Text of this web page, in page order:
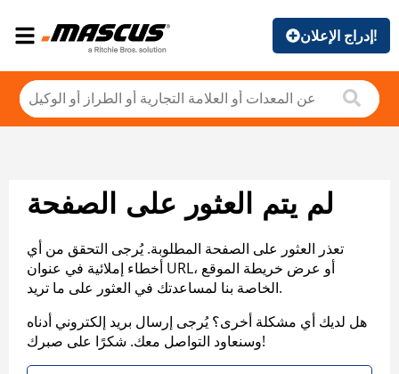
إدراج الإعلان!
لم يتم العثور على الصفحة
تعذر العثور على الصفحة المطلوبة. يُرجى التحقق من أي
أخطاء إملائية في عنوان URL، أو عرض خريطة الموقع
الخاصة بنا لمساعدتك في العثور على ما تريد.
هل لديك أي مشكلة أخرى؟ يُرجى إرسال بريد إلكتروني أدناه
وسنعاود التواصل معك. شكرًا على صبرك!